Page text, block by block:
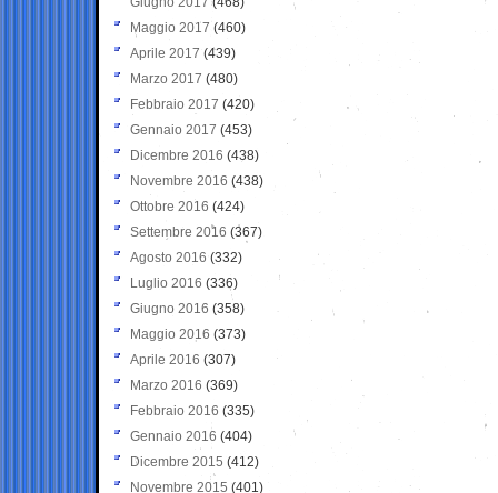
Maggio 2017 (460)
Aprile 2017 (439)
Marzo 2017 (480)
Febbraio 2017 (420)
Gennaio 2017 (453)
Dicembre 2016 (438)
Novembre 2016 (438)
Ottobre 2016 (424)
Settembre 2016 (367)
Agosto 2016 (332)
Luglio 2016 (336)
Giugno 2016 (358)
Maggio 2016 (373)
Aprile 2016 (307)
Marzo 2016 (369)
Febbraio 2016 (335)
Gennaio 2016 (404)
Dicembre 2015 (412)
Novembre 2015 (401)